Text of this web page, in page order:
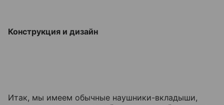
Конструкция и дизайн
Итак, мы имеем обычные наушники-вкладыши,